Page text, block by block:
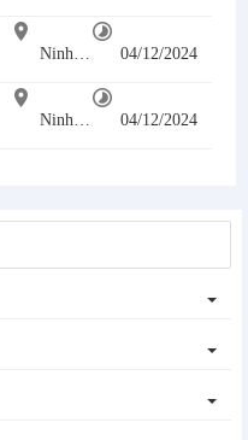
Ninh Bình 04/12/2024
Ninh Bình 04/12/2024